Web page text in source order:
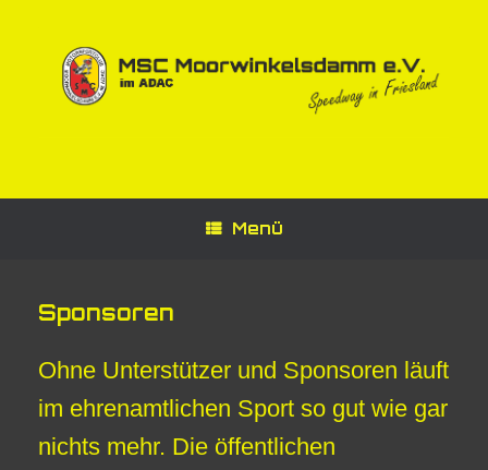
Menü
Sponsoren
Ohne Unterstützer und Sponsoren läuft
im ehrenamtlichen Sport so gut wie gar
nichts mehr. Die öffentlichen